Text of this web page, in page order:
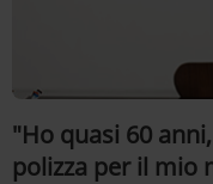
"Ho quasi 60
polizza per il mio